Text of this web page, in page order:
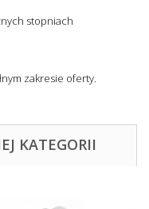
stopniach
zakresie oferty.
KATEGORII